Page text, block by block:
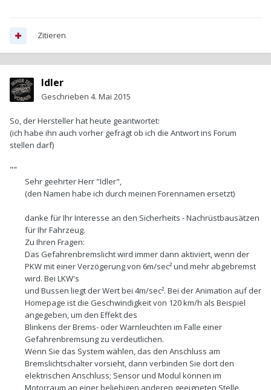
Zitieren
Idler
Geschrieben 4. Mai 2015
So, der Hersteller hat heute geantwortet:
(ich habe ihn auch vorher gefragt ob ich die Antwort ins Forum
stellen darf)
""
Sehr geehrter Herr "Idler",
(den Namen habe ich durch meinen Forennamen ersetzt)
danke für Ihr Interesse an den Sicherheits - Nachrüstbausätzen
für Ihr Fahrzeug.
Zu Ihren Fragen:
Das Gefahrenbremslicht wird immer dann aktiviert, wenn der
PKW mit einer Verzögerung von 6m/sec² und mehr abgebremst
wird. Bei LKW's
und Bussen liegt der Wert bei 4m/sec². Bei der Animation auf der
Homepage ist die Geschwindigkeit von 120 km/h als Beispiel
angegeben, um den Effekt des
Blinkens der Brems- oder Warnleuchten im Falle einer
Gefahrenbremsung zu verdeutlichen.
Wenn Sie das System wählen, das den Anschluss am
Bremslichtschalter vorsieht, dann verbinden Sie dort den
elektrischen Anschluss; Sensor und Modul können im
Motorraum an einer beliebigen anderen geeigneten Stelle